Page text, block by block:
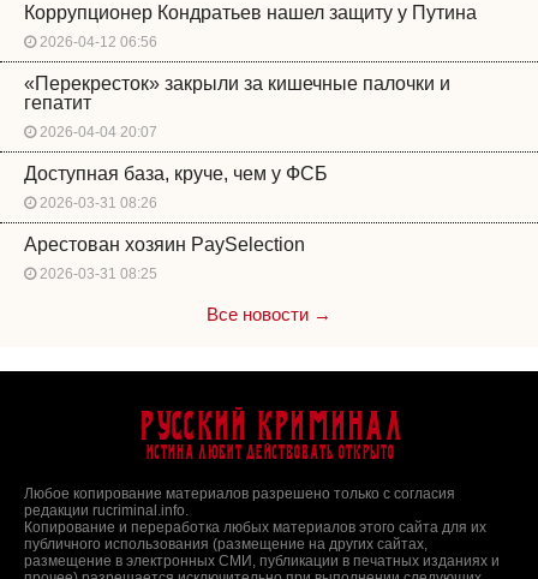
Коррупционер Кондратьев нашел защиту у Путина
2026-04-12 06:56
«Перекресток» закрыли за кишечные палочки и
гепатит
2026-04-04 20:07
Доступная база, круче, чем у ФСБ
2026-03-31 08:26
Арестован хозяин PaySelection
2026-03-31 08:25
Все новости →
Русский Криминал
Истина любит действовать открыто
Любое копирование материалов разрешено только с согласия
редакции rucriminal.info.
Копирование и переработка любых материалов этого сайта для их
публичного использования (размещение на других сайтах,
размещение в электронных СМИ, публикации в печатных изданиях и